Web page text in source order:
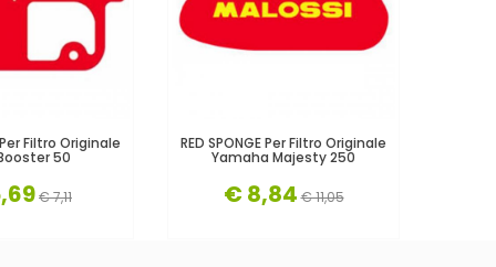
Per Filtro Originale
50
€ 7,11
RED SPONGE Per Filtro Originale
Yamaha Majesty 250
€ 8,84 € 11,05